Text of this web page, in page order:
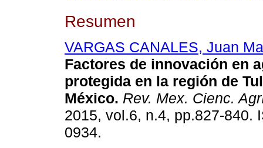
Resumen
VARGAS CANALES, Juan
Factores de innovación en
protegida en la región de
México. Rev. Mex. Cienc.
2015, vol.6, n.4, pp.827-840.
0934.